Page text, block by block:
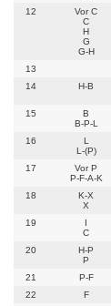
12
Vor C
C
H
G
G-H
13
14
H-B
15
B
B-P-L
16
L
L-(P)
17
Vor P
P-F-A-K
18
K-X
X
19
I
C
20
H-P
P
21 P-F
22
F